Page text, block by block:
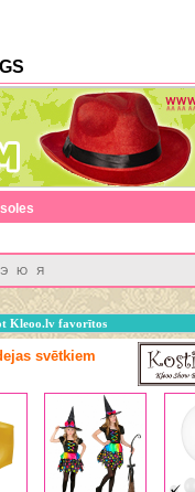
Э Ю Я
Kleoo.lv favorītos
svētkiem